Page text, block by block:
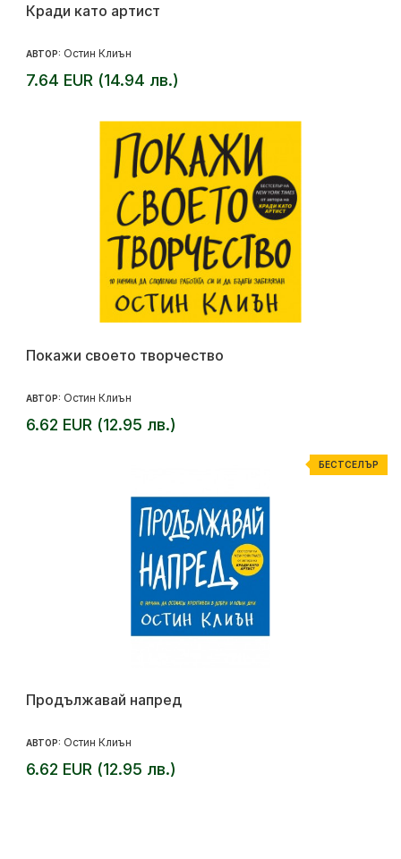
Кради като артист
АВТОР: Остин Клиън
7.64 EUR (14.94 лв.)
Покажи своето творчество
АВТОР: Остин Клиън
6.62 EUR (12.95 лв.)
БЕСТСЕЛЪР
Продължавай напред
АВТОР: Остин Клиън
6.62 EUR (12.95 лв.)